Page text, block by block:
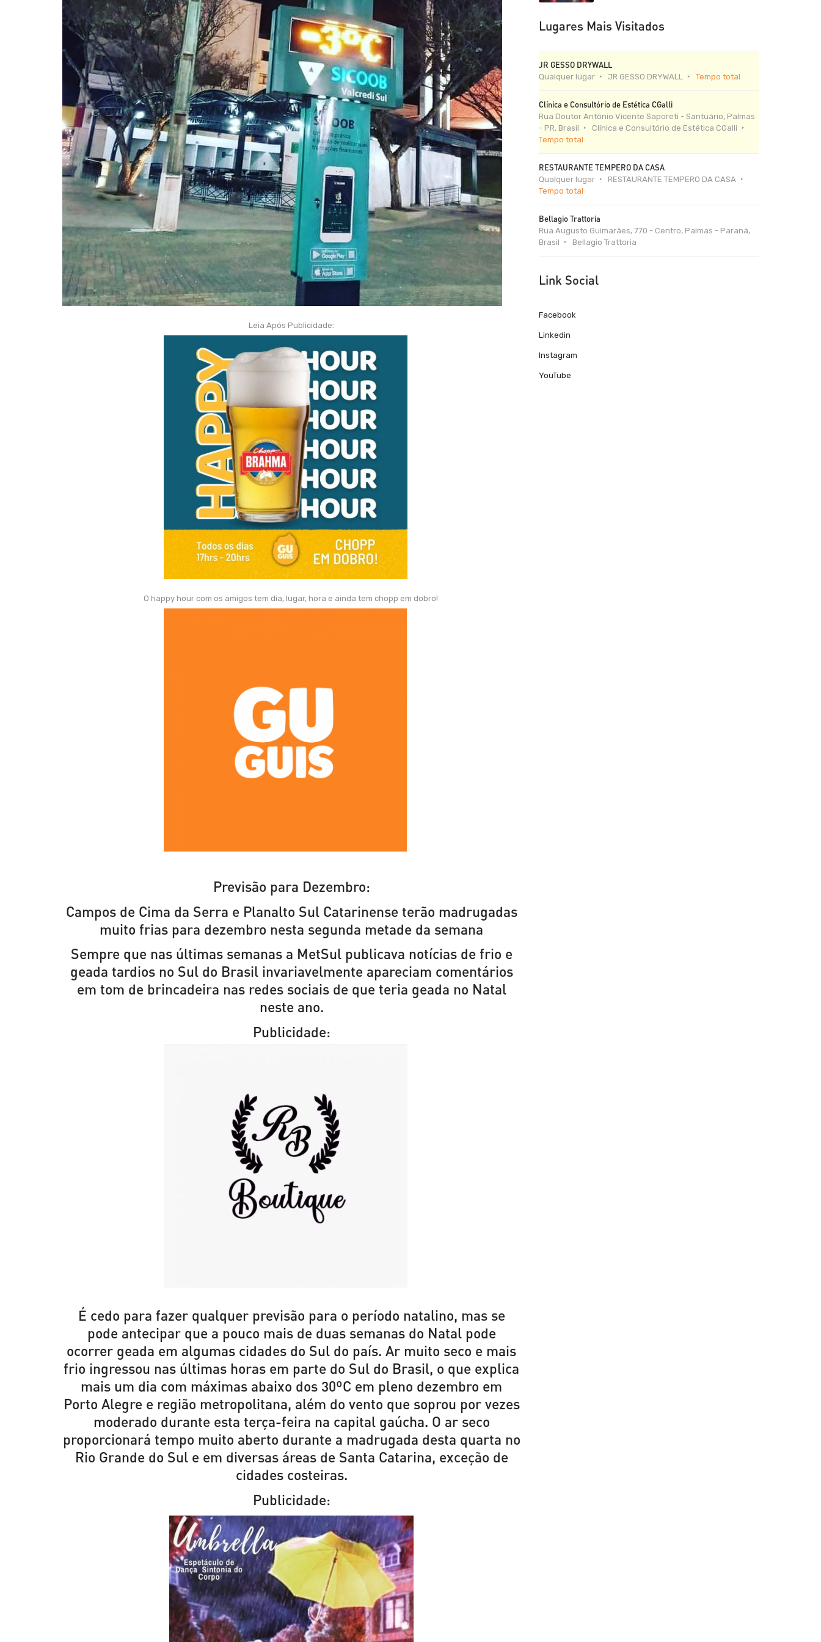
Leia Após Publicidade:
O happy hour com os amigos tem dia, lugar, hora e ainda tem chopp em dobro!
Previsão para Dezembro:
Campos de Cima da Serra e Planalto Sul Catarinense terão madrugadas
muito frias para dezembro nesta segunda metade da semana
Sempre que nas últimas semanas a MetSul publicava notícias de frio e
geada tardios no Sul do Brasil invariavelmente apareciam comentários
em tom de brincadeira nas redes sociais de que teria geada no Natal
neste ano.
Publicidade:
É cedo para fazer qualquer previsão para o período natalino, mas se
pode antecipar que a pouco mais de duas semanas do Natal pode
ocorrer geada em algumas cidades do Sul do país. Ar muito seco e mais
frio ingressou nas últimas horas em parte do Sul do Brasil, o que explica
mais um dia com máximas abaixo dos 30ºC em pleno dezembro em
Porto Alegre e região metropolitana, além do vento que soprou por vezes
moderado durante esta terça-feira na capital gaúcha. O ar seco
proporcionará tempo muito aberto durante a madrugada desta quarta no
Rio Grande do Sul e em diversas áreas de Santa Catarina, exceção de
cidades costeiras.
Publicidade:
Lugares Mais Visitados
JR GESSO DRYWALL
Qualquer lugar JR GESSO DRYWALL Tempo total
Clínica e Consultório de Estética CGalli
Rua Doutor Antônio Vicente Saporeti - Santuário, Palmas
- PR, Brasil
Clínica e Consultório de Estética CGalli
Tempo total
RESTAURANTE TEMPERO DA CASA
Qualquer lugar
RESTAURANTE TEMPERO DA CASA
Tempo total
Bellagio Trattoria
Rua Augusto Guimarães, 770 - Centro, Palmas - Paraná,
Brasil
Bellagio Trattoria
Link Social
Facebook
Linkedin
Instagram
YouTube